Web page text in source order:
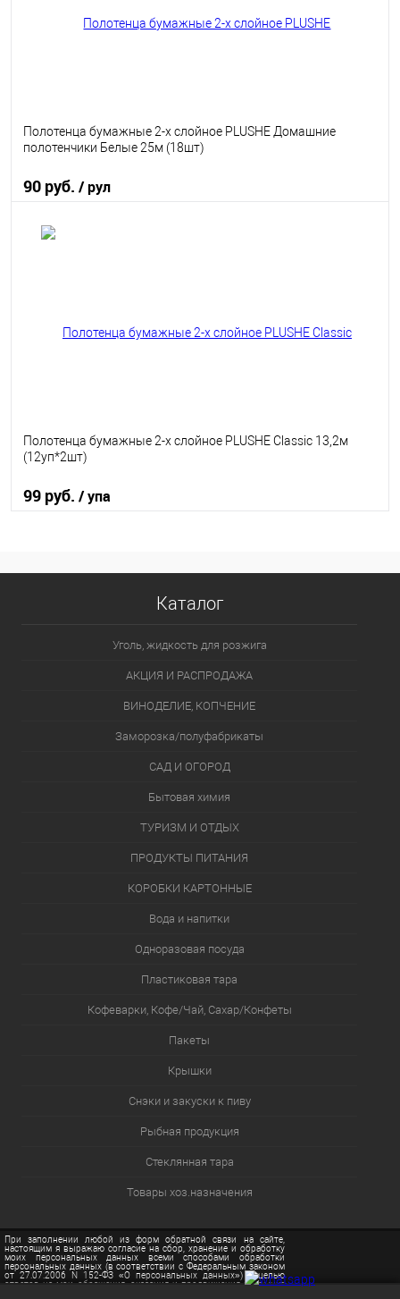
Полотенца бумажные 2-х слойное PLUSHE Домашние
полотенчики Белые 25м (18шт)
90 руб. / рул
Полотенца бумажные 2-х слойное PLUSHE Classic 13,2м
(12уп*2шт)
99 руб. / упа
Каталог
Уголь, жидкость для розжига
АКЦИЯ И РАСПРОДАЖА
ВИНОДЕЛИЕ, КОПЧЕНИЕ
Заморозка/полуфабрикаты
САД И ОГОРОД
Бытовая химия
ТУРИЗМ И ОТДЫХ
ПРОДУКТЫ ПИТАНИЯ
КОРОБКИ КАРТОННЫЕ
Вода и напитки
Одноразовая посуда
Пластиковая тара
Кофеварки, Кофе/Чай, Сахар/Конфеты
Пакеты
Крышки
Снэки и закуски к пиву
Рыбная продукция
Стеклянная тара
Товары хоз.назначения
При заполнении любой из форм обратной связи на сайте,
настоящим я выражаю согласие на сбор, хранение и обработку
моих персональных данных всеми способами обработки
персональных данных (в соответствии с Федеральным законом
от 27.07.2006 N 152-ФЗ «О персональных данных») с целью
ответов на мои обращения, оказания и продвижения на рынке